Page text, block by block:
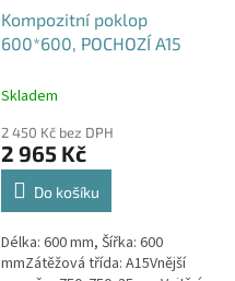
Kompozitní poklop
600*600, POCHOZÍ A15
Skladem
2 450 Kč bez DPH
2 965 Kč
Do košíku
Délka: 600 mm, Šířka: 600
mmZátěžová třída: A15Vnější